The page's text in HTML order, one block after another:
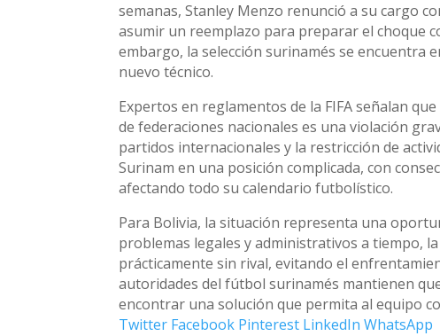
semanas, Stanley Menzo renunció a su cargo
asumir un reemplazo para preparar el choque
embargo, la selección surinamés se encuentra
nuevo técnico.
Expertos en reglamentos de la FIFA señalan
de federaciones nacionales es una violación
partidos internacionales y la restricción de
Surinam en una posición complicada, con
afectando todo su calendario futbolístico.
Para Bolivia, la situación representa una
problemas legales y administrativos a tiempo,
prácticamente sin rival, evitando el
autoridades del fútbol surinamés mantienen
encontrar una solución que permita al equipo
Twitter Facebook Pinterest LinkedInWhatsApp